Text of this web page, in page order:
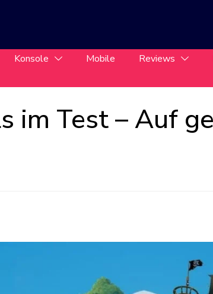
Konsole Mobile Reviews
im Test – Auf